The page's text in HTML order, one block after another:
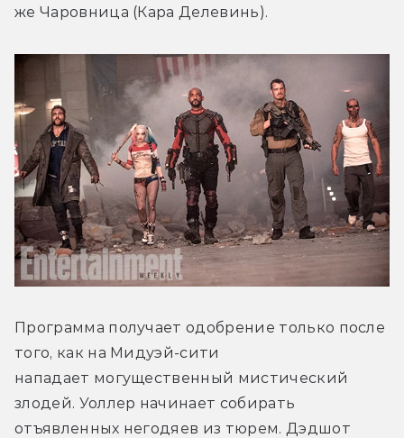
же Чаровница (Кара Делевинь).
Программа получает одобрение только после
того, как на Мидуэй-сити
нападает могущественный мистический
злодей. Уоллер начинает собирать
отъявленных негодяев из тюрем. Дэдшот